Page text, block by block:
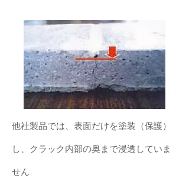
他社製品では、表面だけを塗装（保護）
し、クラック内部の奥まで浸透していま
せん